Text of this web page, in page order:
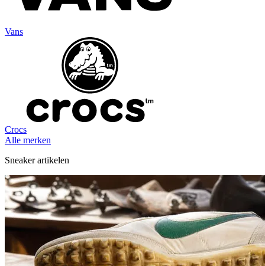
Vans
Crocs
Alle merken
Sneaker artikelen